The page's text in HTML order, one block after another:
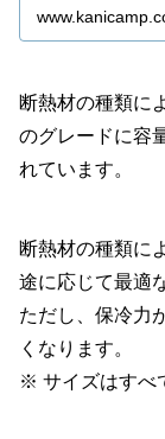
断熱材の種類に
のグレードに容
れています。
断熱材の種類に
途に応じて最適
ただし、保冷力
くなります。
※ サイズはすべ